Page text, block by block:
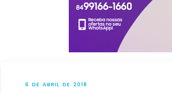
6 DE ABRIL DE 2018